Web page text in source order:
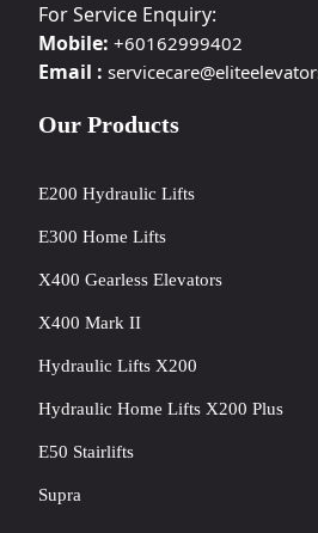
For Service Enquiry:
Mobile: +60162999402
Email :
Our Products
E200 Hydraulic Lifts
E300 Home Lifts
X400 Gearless Elevators
X400 Mark II
Hydraulic Lifts X200
Hydraulic Home Lifts X200 Plus
E50 Stairlifts
Supra